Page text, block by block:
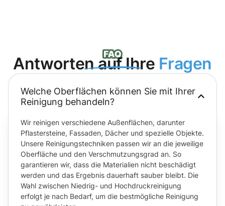
Antworten auf Ihre Fragen
Welche Oberflächen können Sie mit Ihrer
Reinigung behandeln?
Wir reinigen verschiedene Außenflächen, darunter
Pflastersteine, Fassaden, Dächer und spezielle Objekte.
Unsere Reinigungstechniken passen wir an die jeweilige
Oberfläche und den Verschmutzungsgrad an. So
garantieren wir, dass die Materialien nicht beschädigt
werden und das Ergebnis dauerhaft sauber bleibt. Die
Wahl zwischen Niedrig- und Hochdruckreinigung
erfolgt je nach Bedarf, um die bestmögliche Reinigung